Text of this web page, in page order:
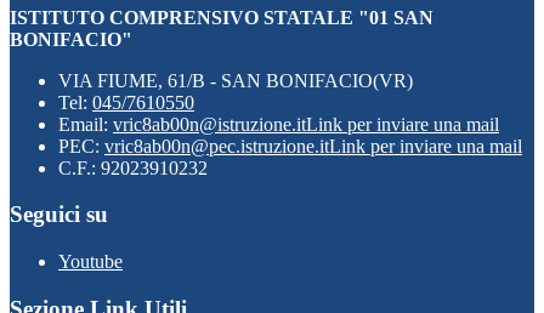
ISTITUTO COMPRENSIVO STATALE "01 SAN
BONIFACIO"
VIA FIUME, 61/B - SAN BONIFACIO(VR)
Tel: 045/7610550
Email: vric8ab00n@istruzione.itLink per inviare una mail
PEC: vric8ab00n@pec.istruzione.itLink per inviare una mail
C.F.: 92023910232
Seguici su
Youtube